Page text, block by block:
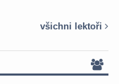
všichni lektoři